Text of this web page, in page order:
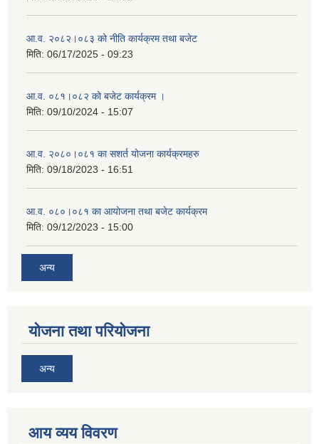
आ.व. २०८२।०८३ को नीति कार्यक्रम तथा बजेट
मिति: 06/17/2025 - 09:23
आ.व. ०८१।०८२ को बजेट कार्यक्रम ।
मिति: 09/10/2024 - 15:07
आ.व. २०८०।०८१ का सशर्त योजना कार्यक्रमहरु
मिति: 09/18/2023 - 16:51
आ.व. ०८०।०८१ का आयोजना तथा बजेट कार्यक्रम
मिति: 09/12/2023 - 15:00
अन्य
योजना तथा परियोजना
अन्य
आय व्यय विवरण